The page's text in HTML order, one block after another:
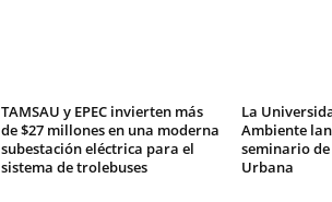
TAMSAU y EPEC invierten más
de $27 millones en una moderna
subestación eléctrica para el
sistema de trolebuses
La
Ambiente
seminario
Urbana